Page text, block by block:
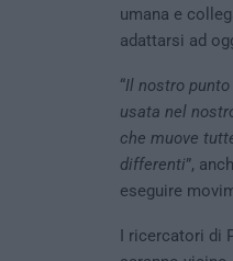
umana e
adattarsi ad
“Il nostro punto
usata nel
che muove
differenti”,
eseguire
I ricercatori di